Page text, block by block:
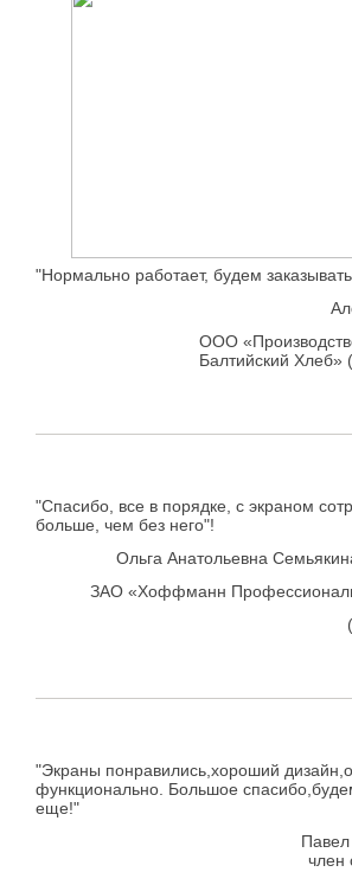
"Нормально работает, будем
ООО
Балтийский Хлеб»
"Спасибо, все в порядке, с экраном
больше, чем без него"!
Ольга Анатольевна
ЗАО «Хоффманн
"Экраны понравились,хороший
функционально. Большое
еще!"
член